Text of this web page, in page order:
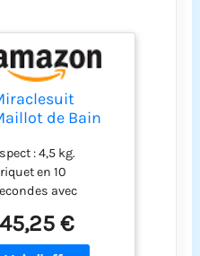
de Bain
col Haut et
Multicolore,
: 4,5 kg.
en 10
avec
exclusif Miratex
et amincit
€